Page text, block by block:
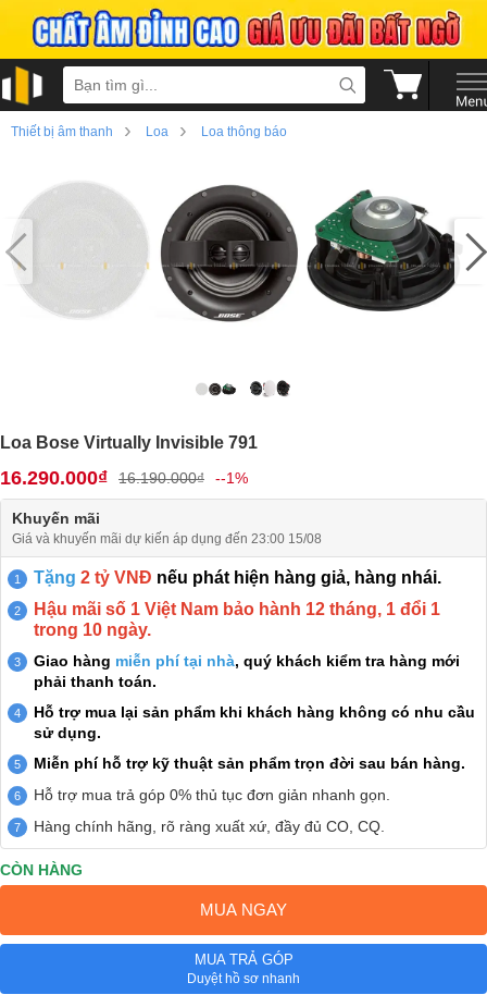
Thiết bị âm thanh › Loa › Loa thông báo
›
Loa Bose Virtually Invisible 791
16.290.000₫ 16.190.000₫ --1%
Khuyến mãi
Giá và khuyến mãi dự kiến áp dụng đến 23:00 15/08
Tặng 2 tỷ VNĐ nếu phát hiện hàng giả, hàng nhái.
Hậu mãi số 1 Việt Nam bảo hành 12 tháng, 1 đổi 1
trong 10 ngày.
Giao hàng miễn phí tại nhà, quý khách kiểm tra hàng mới
phải thanh toán.
Hỗ trợ mua lại sản phẩm khi khách hàng không có nhu cầu
sử dụng.
Miễn phí hỗ trợ kỹ thuật sản phẩm trọn đời sau bán hàng.
Hỗ trợ mua trả góp 0% thủ tục đơn giản nhanh gọn.
Hàng chính hãng, rõ ràng xuất xứ, đầy đủ CO, CQ.
CÒN HÀNG
MUA NGAY
MUA TRẢ GÓP
Duyệt hồ sơ nhanh